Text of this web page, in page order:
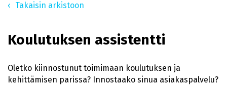
Takaisin arkistoon
Koulutuksen assistentti
Oletko kiinnostunut toimimaan koulutuksen ja
kehittämisen parissa? Innostaako sinua asiakaspalvelu?